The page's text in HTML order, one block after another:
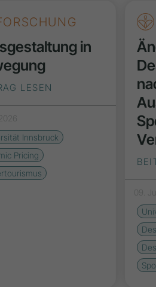
in
LESEN
Innsbruck
Pricing
09.